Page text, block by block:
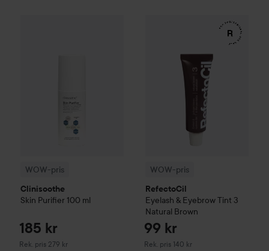
WOW-pris
Clinisoothe
Skin Purifier 100 ml
185 kr
Rek. pris 279 kr
Rekommenderat pris 279 kr
Rekommenderat pris 279 kr
WOW-pris
RefectoCil
Eyelash & Eyebrow Tint 3
Natural Brown
99 kr
Rek. pris 140 kr
Rekommenderat pris 140 kr
RefectoCilEyelash